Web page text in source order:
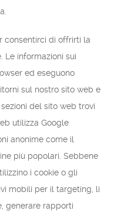
consentirci di offrirti la
Le informazioni sui
ed eseguono
sul nostro sito web e
del sito web trovi
utilizza Google
anonime come il
più popolari. Sebbene
i cookie o gli
mobili per il targeting, li
generare rapporti